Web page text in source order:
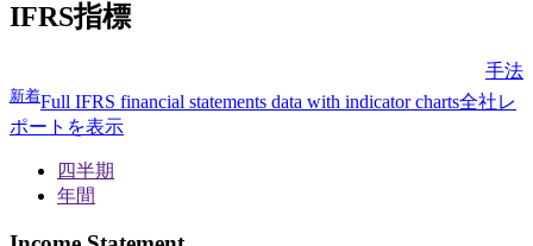
IFRS指標
手法
新着Full IFRS financial statements data with indicator charts全社レ
ポートを表示
四半期
年間